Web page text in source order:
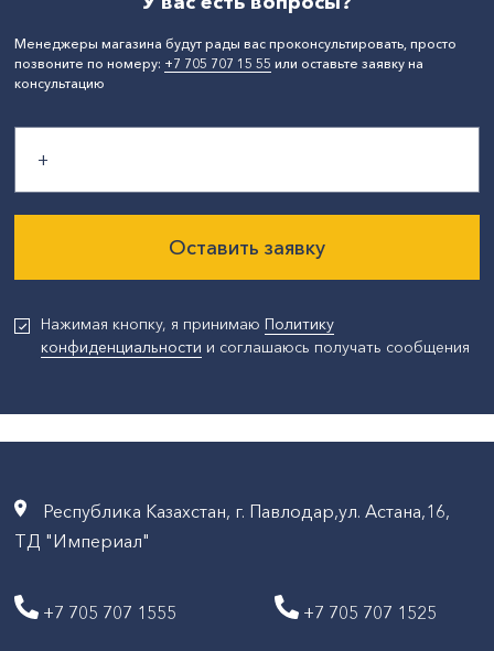
Менеджеры магазина будут рады вас проконсультировать, просто
позвоните по номеру: +7 705 707 15 55 или оставьте заявку на
консультацию
Оставить заявку
Нажимая кнопку, я принимаю Политику
конфиденциальности и соглашаюсь получать сообщения
Республика Казахстан, г. Павлодар,ул. Астана,16,
ТД "Империал"
+7 705 707 1555 +7 705 707 1525